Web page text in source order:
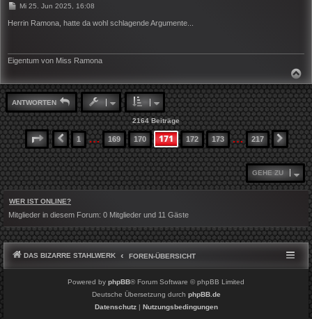
B
i
g
Mi 25. Jun 2025, 16:08
Herrin Ramona, hatte da wohl schlagende Argumente...
Eigentum von Miss Ramona
C
H
O
B
E
N
ANTWORTEN
2164 Beiträge
SEITE 171VON217
VORHERIGE
1 … 169 170 171 172 173 … 217
GEHE ZU
WER IST ONLINE?
Mitglieder in diesem Forum: 0 Mitglieder und 11 Gäste
DAS BIZARRE STAHLWERK FOREN-ÜBERSICHT
Powered by phpBB® Forum Software © phpBB Limited
Deutsche Übersetzung durch phpBB.de
Datenschutz| Nutzungsbedingungen